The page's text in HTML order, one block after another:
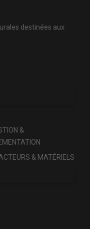
destinées aux
&
& MATÉRIELS